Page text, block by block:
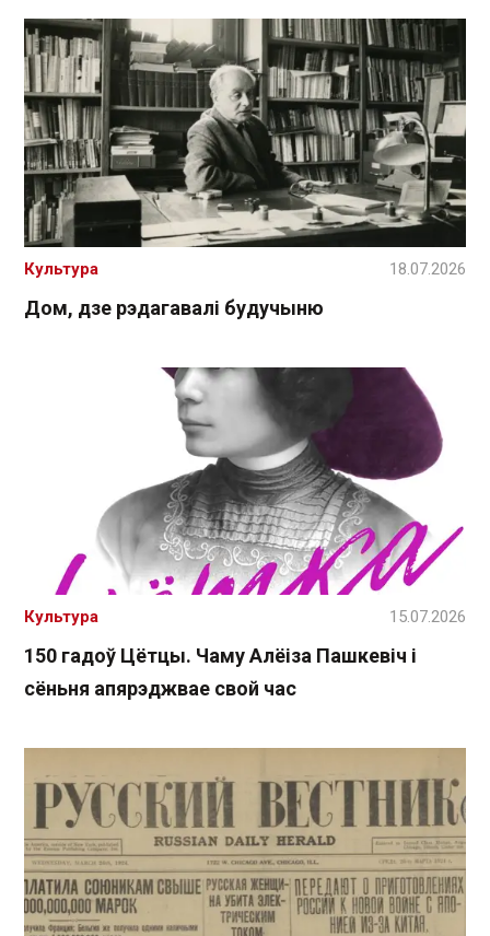
Дом, дзе рэдагавалі будучыню
Культура 18.07.2026
150 гадоў Цётцы. Чаму Алёіза Пашкевіч і
сёньня апярэджвае свой час
Культура 15.07.2026